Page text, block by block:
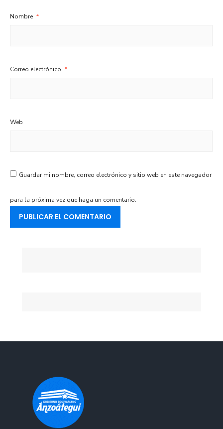
Nombre *
Correo electrónico *
Web
Guardar mi nombre, correo electrónico y sitio web en este navegador
para la próxima vez que haga un comentario.